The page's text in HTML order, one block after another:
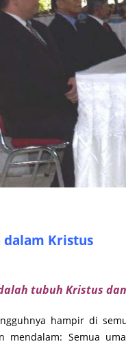
dalam Kristus
tubuh Kristus
hampir di
mendalam: Semua